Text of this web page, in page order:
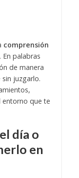
comprensión
En palabras
de manera
juzgarlo.
entorno que te
día o
en